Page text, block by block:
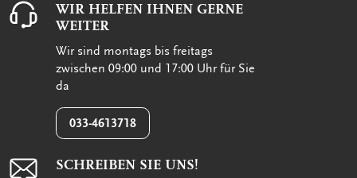
WIR HELFEN IHNEN GERNE
WEITER
Wir sind montags bis freitags
zwischen 09:00 und 17:00 Uhr für Sie
da
033-4613718
SCHREIBEN SIE UNS!